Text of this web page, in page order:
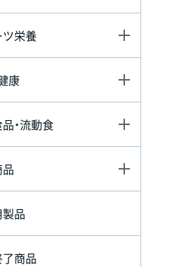
ツ栄養
康
・流動食
品
商品